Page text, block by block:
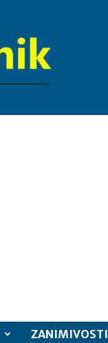
ZANIMIVOSTI